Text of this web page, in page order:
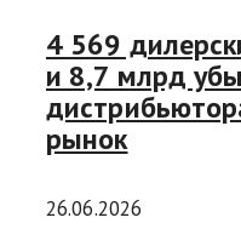
4 569
и 8,7 млрд
рынок
26.06.2026